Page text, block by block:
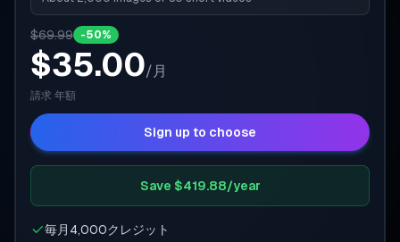
$69.99 -50%
$35.00/ 月
請求 年額
Sign up to choose
Save $419.88/year
毎月4,000クレジット